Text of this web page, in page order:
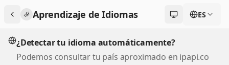
Aprendizaje de Idiomas Cambiar tema
ES
¿Detectar tu idioma automáticamente?
Podemos consultar tu país aproximado en ipapi.co